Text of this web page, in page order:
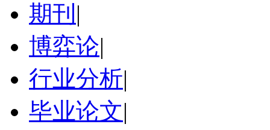
期刊 |
博弈论|
行业分析|
毕业论文|